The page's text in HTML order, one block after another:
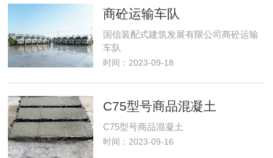
商砼运输车队
国信装配式建筑发展有限公司商砼运输
车队
时间：2023-09-18
C75型号商品混凝土
C75型号商品混凝土
时间：2023-09-16